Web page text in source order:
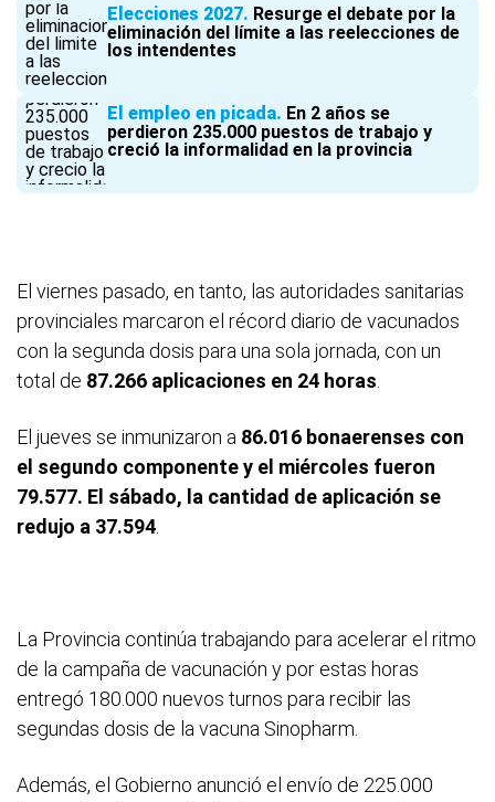
Elecciones 2027 Resurge el debate por la
eliminación del límite a las reelecciones de
los intendentes
El empleo en picada En 2 años se
perdieron 235.000 puestos de trabajo y
creció la informalidad en la provincia
El viernes pasado, en tanto, las autoridades sanitarias
provinciales marcaron el récord diario de vacunados
con la segunda dosis para una sola jornada, con un
total de 87.266 aplicaciones en 24 horas
El jueves se inmunizaron a 86.016 bonaerenses con
el segundo componente y el miércoles fueron
79.577. El sábado, la cantidad de aplicación se
redujo a 37.594
La Provincia continúa trabajando para acelerar el ritmo
de la campaña de vacunación y por estas horas
entregó 180.000 nuevos turnos para recibir las
segundas dosis de la vacuna Sinopharm.
Además, el Gobierno anunció el envío de 225.000